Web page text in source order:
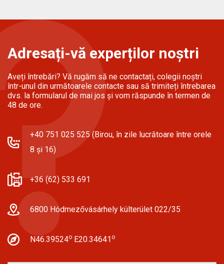
Adresați-vă experților noștri
Aveți întrebări? Vă rugăm să ne contactați, colegii noștri
într-unul din următoarele contacte sau să trimiteți întrebarea
dvs. la formularul de mai jos și vom răspunde în termen de
48 de ore.
+40 751 025 525 (Birou, în zile lucrătoare între orele
8 și 16)
+36 (62) 533 691
6800 Hódmezővásárhely külterület 022/35
N46.39524o E20.34641 o